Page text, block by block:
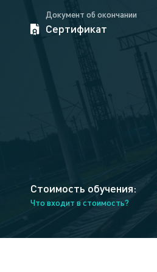
Документ об окончании
Сертификат
Стоимость обучения:
Что входит в стоимость?